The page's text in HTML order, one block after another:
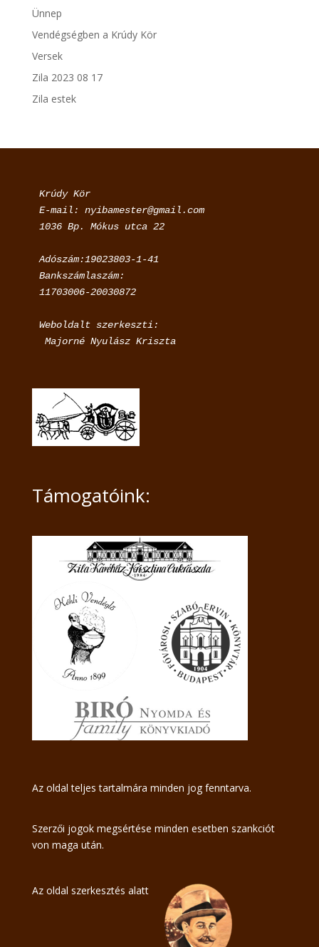
Ünnep
Vendégségben a Krúdy Kör
Versek
Zila 2023 08 17
Zila estek
Krúdy Kör
E-mail: nyibamester@gmail.com
1036 Bp. Mókus utca 22
Adószám:19023803-1-41
Bankszámlaszám:
11703006-20030872
Weboldalt szerkeszti:
Majorné Nyulász Kriszta
Támogatóink:
Az oldal teljes tartalmára minden jog fenntarva.
Szerzői jogok megsértése minden esetben szankciót
von maga után.
Az oldal szerkesztés alatt